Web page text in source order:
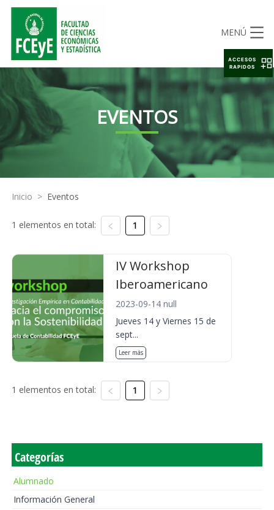
MENÚ
EVENTOS
Inicio > Eventos
1 elementos en total: 1
IV Workshop
Iberoamericano
2023-09-14 null
Jueves 14 y Viernes 15 de
sept...
Leer más
1 elementos en total: 1
Categorías
Alumnado
Información General
ACCESOS
RAPIDOS